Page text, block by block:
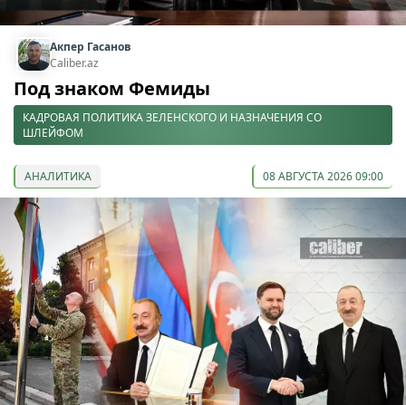
Акпер Гасанов
Caliber.az
Под знаком Фемиды
КАДРОВАЯ ПОЛИТИКА ЗЕЛЕНСКОГО И НАЗНАЧЕНИЯ СО
ШЛЕЙФОМ
АНАЛИТИКА 08 АВГУСТА 2026 09:00